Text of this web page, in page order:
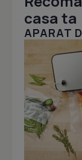
casa ta
APARAT